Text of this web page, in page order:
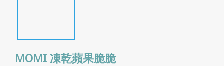
MOMI 凍乾蘋果脆脆